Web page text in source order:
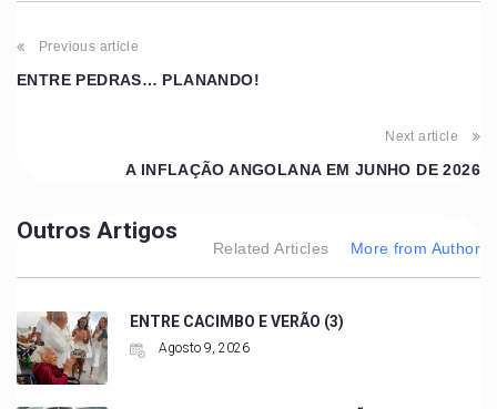
Previous article
ENTRE PEDRAS… PLANANDO!
Next article
A INFLAÇÃO ANGOLANA EM JUNHO DE 2026
Outros Artigos
Related Articles More from Author
ENTRE CACIMBO E VERÃO (3)
Agosto 9, 2026